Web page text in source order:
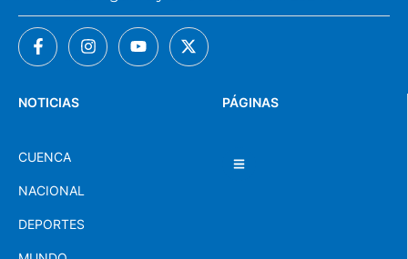
PÁGINAS
NOTICIAS
CUENCA
NACIONAL
DEPORTES